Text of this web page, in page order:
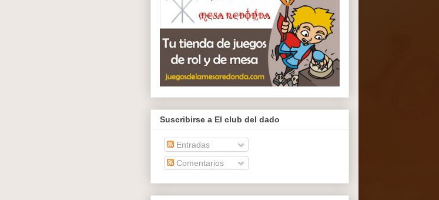
Suscribirse a El club del dado
Entradas
Comentarios